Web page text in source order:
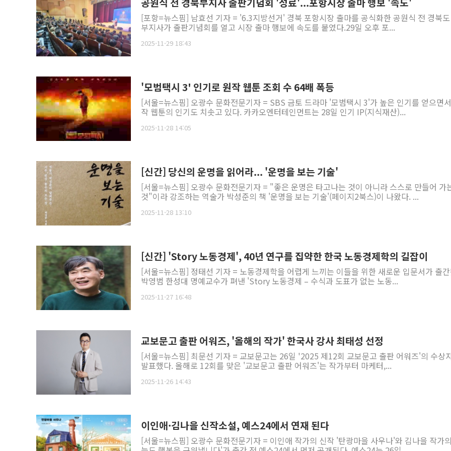
[포항=뉴스핌] 남효선 기자 = '6.3지방선거' 경북 포항시장 출마를 공식화한 공원식 전 경북
부지사가 출판기념회를 열고 시장 출마 행보에 속도를 붙였다.29일 오후 포...
2025-11-29 18:43
'모범택시 3' 인기로 원작 웹툰 조회 수 64배 폭등
[서울=뉴스핌] 오광수 문화전문기자 = SBS 금토 드라마 '모범택시 3'가 높은 인기를 얻으면
작 웹툰의 인기도 치솟고 있다. 카카오엔터테인먼트는 28일 인기 IP(지식재산)...
2025-11-28 14:05
[신간] 당신의 운명을 읽어라... '운명을 보는 기술'
[서울=뉴스핌] 오광수 문화전문기자 = "좋은 운명은 타고나는 것이 아니라 스스로 만들어 가
것"이라 강조하는 역술가 박성준의 책 '운명을 보는 기술'(페이지2북스)이 나왔다. ...
2025-11-28 13:10
[신간] 'Story 노동경제', 40년 연구를 집약한 한국 노동경제학의 길잡이
[서울=뉴스핌] 정태선 기자 = 노동경제학을 어렵게 느끼는 이들을 위한 새로운 입문서가 출
박영범 한성대 명예교수가 펴낸 'Story 노동경제 – 수식과 도표가 없는 노동...
2025-11-27 16:48
교보문고 출판 어워즈, '올해의 작가' 한국사 강사 최태성 선정
[서울=뉴스핌] 최문선 기자 = 교보문고는 26일 '2025 제12회 교보문고 출판 어워즈'의 수상
발표했다. 올해로 12회를 맞은 '교보문고 출판 어워즈'는 작가부터 마케터,...
2025-11-26 14:43
이인애·김나을 신작소설, 예스24에서 연재 된다
[서울=뉴스핌] 오광수 문화전문기자 = 이인애 작가의 신작 '탄광마을 사우나'와 김나을 작가